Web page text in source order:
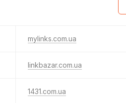
mylinks.com.ua
linkbazar.com.ua
1431.com.ua